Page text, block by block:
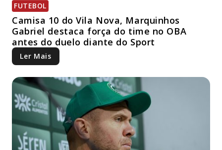
FUTEBOL
Camisa 10 do Vila Nova, Marquinhos
Gabriel destaca força do time no OBA
antes do duelo diante do Sport
Ler Mais